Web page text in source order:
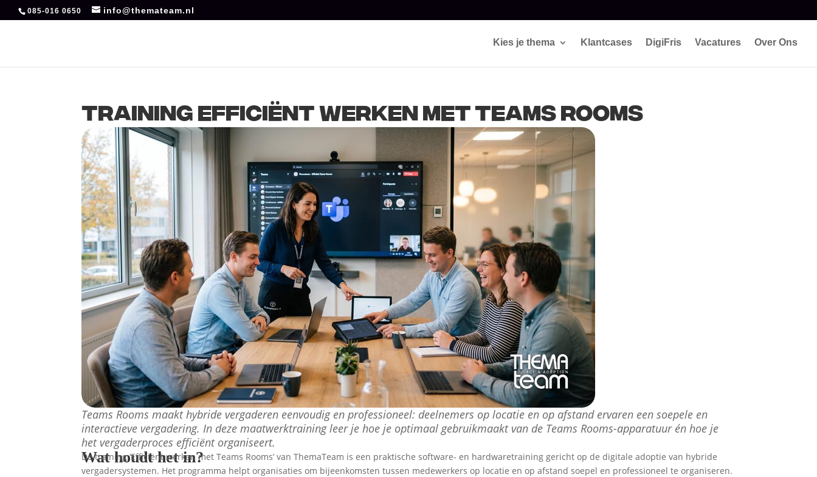
085-016 0650 info@themateam.nl
Kies je thema Klantcases DigiFris Vacatures Over Ons
Training Efficiënt werken met Teams Rooms
Teams Rooms maakt hybride vergaderen eenvoudig en professioneel: deelnemers op locatie en op afstand ervaren een soepele en
interactieve vergadering. In deze maatwerktraining leer je hoe je optimaal gebruikmaakt van de Teams Rooms-apparatuur én hoe je
het vergaderproces efficiënt organiseert.
Wat houdt het in?
De training ‘Efficiënt werken met Teams Rooms’ van ThemaTeam is een praktische software- en hardwaretraining gericht op de digitale adoptie van hybride
vergadersystemen. Het programma helpt organisaties om bijeenkomsten tussen medewerkers op locatie en op afstand soepel en professioneel te organiseren.